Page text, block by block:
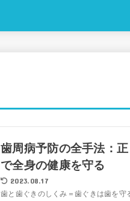
歯周病予防の全手法：
で全身の健康を守る
2023.08.17
歯と歯ぐきのしくみ＝歯ぐきは歯を守